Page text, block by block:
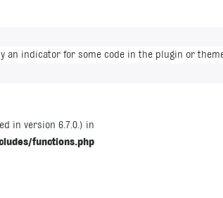
an indicator for some code in the plugin or
in version 6.7.0.) in
functions.php